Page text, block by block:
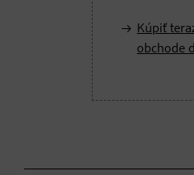
Kúpiť
obchode